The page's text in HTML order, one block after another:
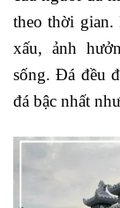
theo thời
xấu, ảnh
sống. Đá đều
đá bậc nhất